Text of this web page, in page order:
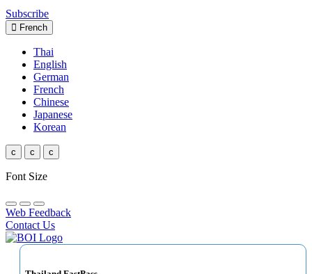
Subscribe
French
Thai
English
German
French
Chinese
Japanese
Korean
c c c
Font Size
Web Feedback
Contact Us